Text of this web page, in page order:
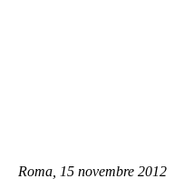
Roma, 15 novembre 2012